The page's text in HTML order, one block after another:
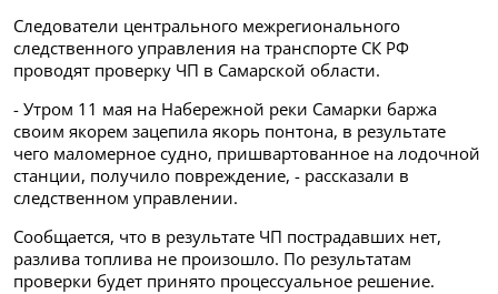
Следователи центрального межрегионального
следственного управления на транспорте СК РФ
проводят проверку ЧП в Самарской области.
- Утром 11 мая на Набережной реки Самарки баржа
своим якорем зацепила якорь понтона, в результате
чего маломерное судно, пришвартованное на лодочной
станции, получило повреждение, - рассказали в
следственном управлении.
Сообщается, что в результате ЧП пострадавших нет,
разлива топлива не произошло. По результатам
проверки будет принято процессуальное решение.